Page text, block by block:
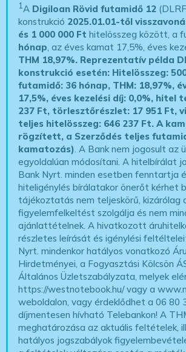
1A Digiloan Rövid futamidő 12
konstrukció 2025.01.01-től
és 1 000 000 Ft hitelösszeg között, a
hónap, az éves kamat 17,5%, éves
THM 18,97%. Reprezentatív példa
konstrukció esetén: Hitelösszeg:
futamidő: 36 hónap, THM: 18,97%,
17,5%, éves kezelési díj: 0,0%, hitel
237 Ft, törlesztőrészlet: 17 951 Ft,
teljes hitelösszeg: 646 237 Ft.A
rögzített, a Szerződés teljes
kamatozás). A Bank nem jogosult az
egyoldalúan módosítani. A hitelbírálat
Bank Nyrt. minden esetben fenntartja
hiteligénylés bírálatakor önerőt kérhet
tájékoztatás nem teljeskörű, kizárólag
figyelemfelkeltést szolgálja és nem
ajánlattételnek. A hivatkozott
részletes leírását és igénylési
Nyrt. mindenkor hatályos vonatkozó
Hirdetményei, a Fogyasztási Kölcsön
Általános Üzletszabályzata, melyek
https://westnotebook.hu/vagy a
weboldalon, vagy érdeklődhet a 06 80
díjmentesen hívható Telebankon! A
meghatározása az aktuális feltételek,
hatályos jogszabályok